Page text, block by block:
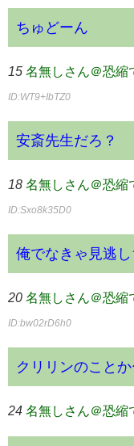
ちゅどーん
15 名無しさん＠恐縮
ID:WT9+IbTZ0
安斎先生だろ？
18 名無しさん＠恐縮
ID:Sxo8k35D0
俺でなきゃ見逃
20 名無しさん＠恐縮
ID:bw02rD6h0
クリリンのこと
24 名無しさん＠恐縮